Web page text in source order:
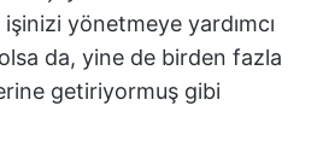
yönetmeye yardımcı
da, yine de birden fazla
getiriyormuş gibi